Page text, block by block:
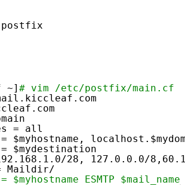
~] # vim /etc/postfix/main.cf
= all
$myhostname,
$mydestination
/28 , 127.0.0.0/8
= Maildir/
$myhostname ESMTP